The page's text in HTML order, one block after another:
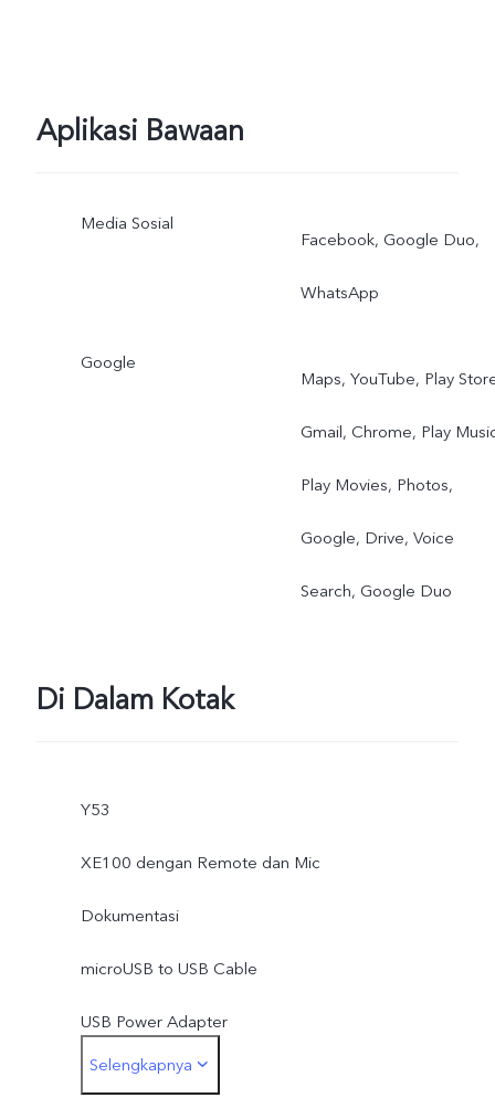
Aplikasi Bawaan
Media Sosial
Facebook, Google Duo,
WhatsApp
Google
Maps, YouTube, Play
Gmail, Chrome, Play
Play Movies, Photos,
Google, Drive, Voice
Search, Google Duo
Di Dalam Kotak
Y53
XE100 dengan Remote dan Mic
Dokumentasi
microUSB to USB Cable
USB Power Adapter
SIM Ejector (Ejector)
Selengkapnya